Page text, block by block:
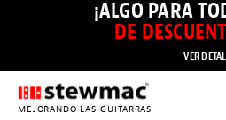
¡ALGO PARA
DE
VER
MEJORANDO LAS GUITARRAS